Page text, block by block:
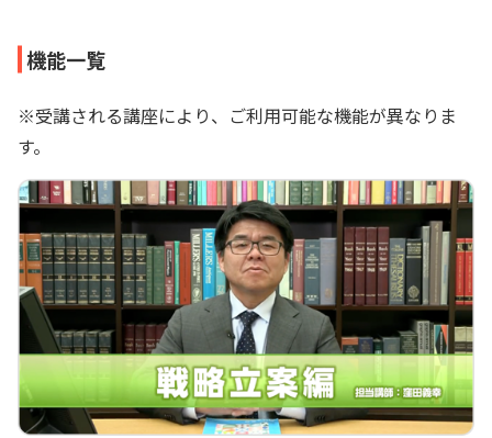
機能一覧
※受講される講座により、ご利用可能な機能が異なりま
す。